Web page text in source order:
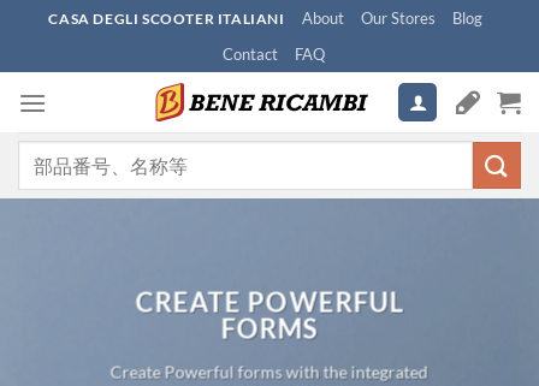
content
CASA DEGLI SCOOTER ITALIANI About Our Stores
Blog
Contact
FAQ
CREATE POWERFUL
FORMS
Create Powerful forms with the integrated